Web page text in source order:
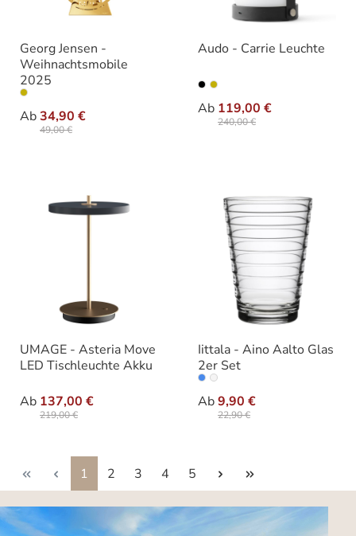
Georg Jensen -
Weihnachtsmobile
2025
Ab34,90 €
49,00 €
Varianten
Audo - Carrie Leuchte
Ab 119,00 €
240,00 €
Farbe
UMAGE - Asteria Move
LED Tischleuchte Akku
Ab 137,00 €
219,00 €
Farbe
Iittala - Aino Aalto Glas
2er Set
Ab9,90 €
22,90 €
Varianten
Seite
1 Seite
2 Seite
3 Seite
4 Seite
5